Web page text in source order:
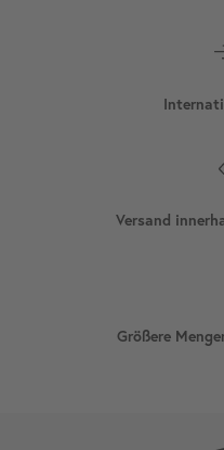
Versand
Größere